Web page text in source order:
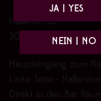
Hallerstr. 35
30161 Hannover
Haupteingang zum
Linke Seite -
Direkt in den Bar